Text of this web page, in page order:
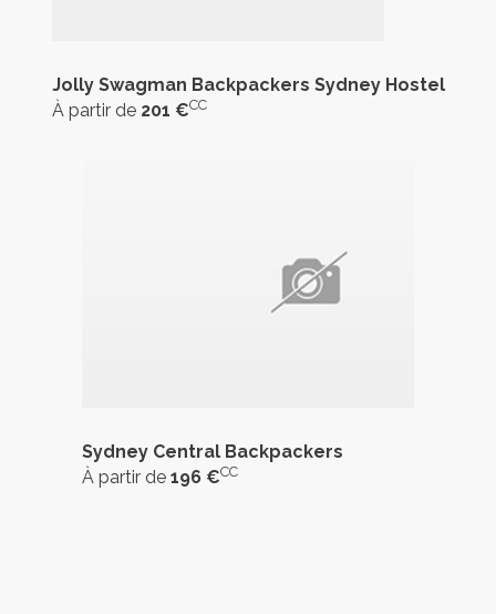
Jolly Swagman Backpackers Sydney Hostel
À partir de 201 €CC
Sydney Central Backpackers
À partir de 196 €CC